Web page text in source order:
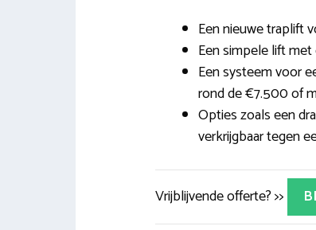
Een nieuwe traplift
Een simpele lift
Een systeem voor
rond de €7.500 of
Opties zoals een
verkrijgbaar tegen
Vrijblijvende offerte? >>